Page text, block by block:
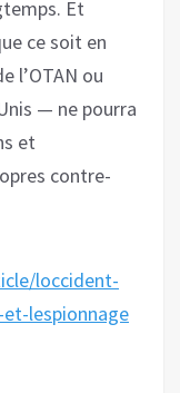
Et
ce soit en
l’OTAN ou
— ne pourra
et
contre-
loccident-
et-lespionnage